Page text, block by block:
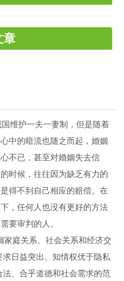
章
维护一夫一妻制，但是随着
中的暗流也随之而起，婚姻
不已，甚至对婚姻失去信
时候，往往因为缺乏有力的
得不到自己相应的赔偿。在
，任何人也没有更好的方法
要审判的人。
庭关系、社会关系和经济交
日益突出。知情权优于隐私
、合乎道德和社会需求的范